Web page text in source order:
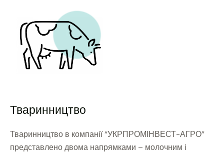
Тваринництво
Тваринництво в компанії “УКРПРОМІНВЕСТ-АГРО”
представлено двома напрямками – молочним і